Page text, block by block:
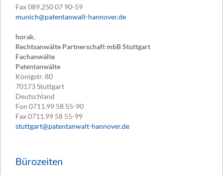
Fax089.250 07 90-59
munich@patentanwalt-hannover.de
horak.
Rechtsanwälte Partnerschaft mbB Stuttgart
Fachanwälte
Patentanwälte
Königstr. 80
70173Stuttgart
Deutschland
Fon 0711.99 58 55-90
Fax0711.99 58 55-99
stuttgart@patentanwalt-hannover.de
Bürozeiten